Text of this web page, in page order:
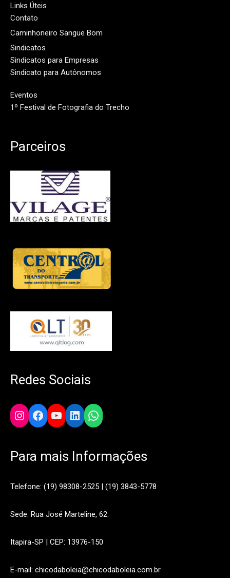
Links Úteis
Contato
Caminhoneiro Sangue Bom
Sindicatos
Sindicatos para Empresas
Sindicato para Autônomos
Eventos
1º Festival de Fotografia do Trecho
Parceiros
Redes Sociais
Instagram
Facebook
YouTube
LinkedIn
WhatsApp
Para mais Informações
Telefone: (19) 98308-2525 | (19) 3843-5778
Sede: Rua José Marteline, 62.
Itapira-SP | CEP: 13976-150
E-mail: chicodaboleia@chicodaboleia.com.br